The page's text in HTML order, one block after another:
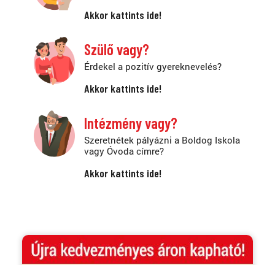
Akkor kattints ide!
Szülő vagy?
Érdekel a pozitív gyereknevelés?
Akkor kattints ide!
Intézmény vagy?
Szeretnétek pályázni a Boldog Iskola
vagy Óvoda címre?
Akkor kattints ide!